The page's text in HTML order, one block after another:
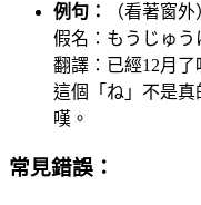
例句：
（看著窗
假名：もうじゅう
翻譯：已經12月了
這個「ね」不是
嘆。
常見錯誤：